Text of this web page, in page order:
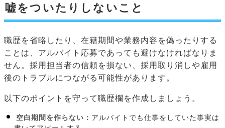
嘘をついたりしないこと
職歴を省略したり、在籍期間や業務内容を偽ったりする
ことは、アルバイト応募であっても避けなければなりま
せん。採用担当者の信頼を損ない、採用取り消しや雇用
後のトラブルにつながる可能性があります。
以下のポイントを守って職歴欄を作成しましょう。
空白期間を作らない： アルバイトでも仕事をしていた事実は